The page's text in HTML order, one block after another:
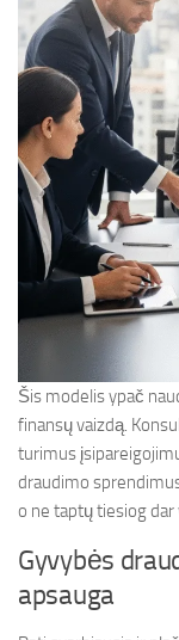
Šis modelis ypač
finansų vaizdą.
turimus
draudimo
o ne taptų tiesiog
Gyvybės
apsauga